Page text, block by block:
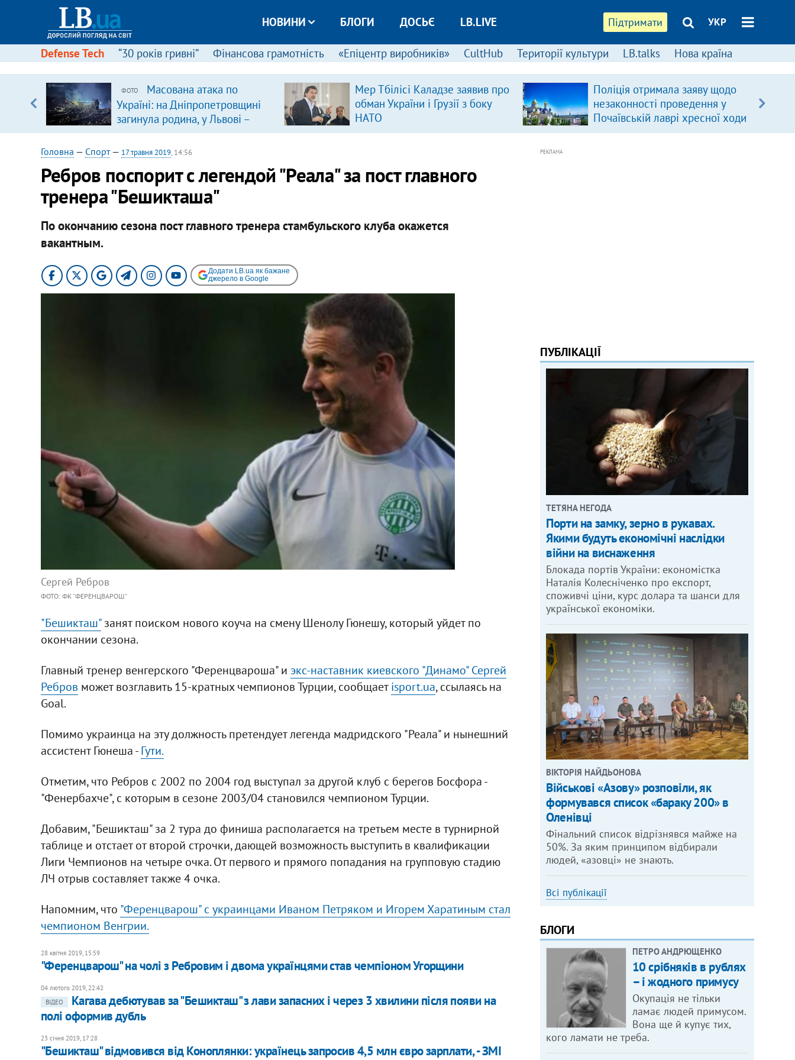
Підтримати УКР
НОВИНИ БЛОГИ ДОСЬЄ LB.LIVE
Defense Tech “30 років гривні” Фінансова грамотність «Епіцентр виробників» CultHub Території культури LB.talks Нова країна
ФОТО
Масована атака по
Україні: на Дніпропетровщині
загинула родина, у Львові –
удар по багатоповерхівках
(доповнюється)
Мер Тбілісі Каладзе заявив про
обман України і Грузії з боку
НАТО
Поліція отримала заяву щодо
незаконності проведення у
Почаївській лаврі хресної ходи
Головна — Спорт— 17 травня 2019, 14:56
Ребров поспорит с легендой "Реала" за пост главного
тренера "Бешикташа"
По окончанию сезона пост главного тренера стамбульского клуба окажется
вакантным.
Додати LB.ua як бажане
джерело в Google
Сергей Ребров
ФОТО: ФК "ФЕРЕНЦВАРОШ"
"Бешикташ"занят поиском нового коуча на смену Шенолу Гюнешу, который уйдет по
окончании сезона.
Главный тренер венгерского "Ференцвароша" и экс-наставник киевского "Динамо" Сергей
Ребров может возглавить 15-кратных чемпионов Турции, сообщаетisport.ua, ссылаясь на
Goal.
Помимо украинца на эту должность претендует легенда мадридского "Реала" и нынешний
ассистент Гюнеша -Гути.
Отметим, что Ребров с 2002 по 2004 год выступал за другой клуб с берегов Босфора -
"Фенербахче", с которым в сезоне 2003/04 становился чемпионом Турции.
Добавим, "Бешикташ" за 2 тура до финиша располагается на третьем месте в турнирной
таблице и отстает от второй строчки, дающей возможность выступить в квалификации
Лиги Чемпионов на четыре очка. От первого и прямого попадания на групповую стадию
ЛЧ отрыв составляет также 4 очка.
Напомним, что "Ференцварош" с украинцами Иваном Петряком и Игорем Харатиным стал
чемпионом Венгрии.
28 квітня 2019, 15:59
"Ференцварош" на чолі з Ребровим і двома українцями став чемпіоном Угорщини
04 лютого 2019, 22:42
ВІДЕО
Кагава дебютував за "Бешикташ" з лави запасних і через 3 хвилини після появи на
полі оформив дубль
23 січня 2019, 17:28
"Бешикташ" відмовився від Коноплянки: українець запросив 4,5 млн євро зарплати, - ЗМІ
РЕКЛАМА
ПУБЛІКАЦІЇ
ТЕТЯНА НЕГОДА
Порти на замку, зерно в рукавах.
Якими будуть економічні наслідки
війни на виснаження
Блокада портів України: економістка
Наталія Колесніченко про експорт,
споживчі ціни, курс долара та шанси для
української економіки.
ВІКТОРІЯ НАЙДЬОНОВА
Військові «Азову» розповіли, як
формувався список «бараку 200» в
Оленівці
Фінальний список відрізнявся майже на
50%. За яким принципом відбирали
людей, «азовці» не знають.
Всі публікації
БЛОГИ
ПЕТРО АНДРЮЩЕНКО
10 срібняків в рублях
– і жодного примусу
Окупація не тільки
ламає людей примусом.
Вона ще й купує тих,
кого ламати не треба.